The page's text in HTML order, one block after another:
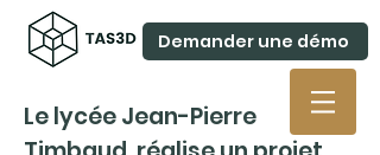
Demander une démo
Le lycée Jean-Pierre